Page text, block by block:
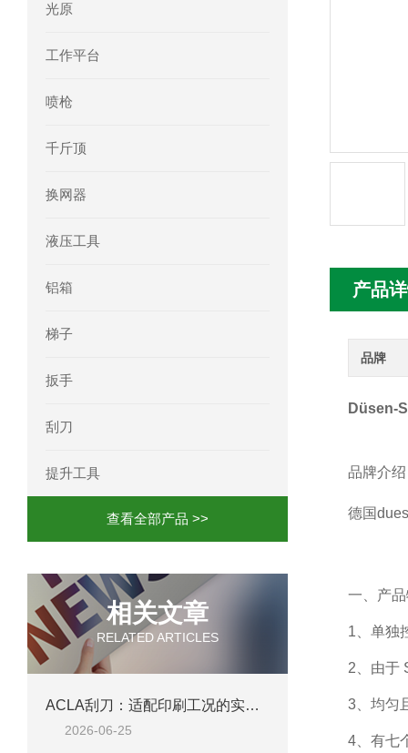
AC-MOTOREN电机FCPA 71B-2参数
光原
工作平台
喷枪
千斤顶
换网器
液压工具
铝箱
梯子
扳手
刮刀
提升工具
查看全部产品 >>
相关文章
RELATED ARTICLES
ACLA刮刀：适配印刷工况的实用工艺配件
2026-06-25
产品
品牌
Düsen-
品牌介绍
德国
一、产
1 、单
2 、由于
3、均匀
4、有七